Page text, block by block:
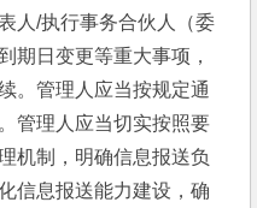
人/执行事务合伙人（委
期日变更等重大事项，
。管理人应当按规定通
管理人应当切实按照要
机制，明确信息报送负
信息报送能力建设，确